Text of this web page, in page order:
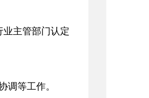
业主管部门认定
调等工作。